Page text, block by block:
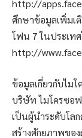
http://
ศึกษาข้อมูลเพิ่มเ
โฟน 7 ในประเท
http://
ข้อมูลเกี่ยวกับไม
บริษัท ไมโครซอฟ
เป็นผู้นำระดับโล
สร้างศักยภาพของ